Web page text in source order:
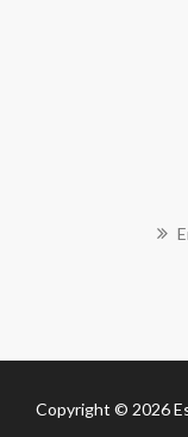
Copyright © 2026